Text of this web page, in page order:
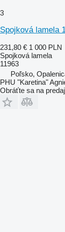
3
Spojková lamela
231,80 € 1 000 PLN
Spojková lamela
11963
Poľsko,
PHU "Karetina"
Obráťte sa na